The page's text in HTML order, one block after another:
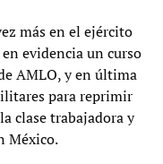
más en el ejército
evidencia un curso
AMLO, y en última
para reprimir
clase trabajadora y
México.